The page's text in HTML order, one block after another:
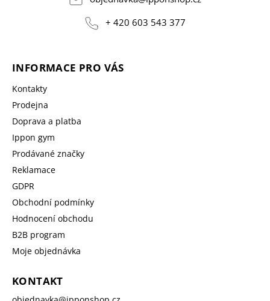
+ 420 603 543 377
INFORMACE PRO VÁS
Kontakty
Prodejna
Doprava a platba
Ippon gym
Prodávané značky
Reklamace
GDPR
Obchodní podmínky
Hodnocení obchodu
B2B program
Moje objednávka
KONTAKT